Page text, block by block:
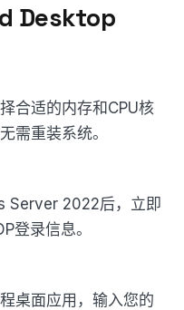
Desktop
合适的内存和CPU核
需重装系统。
Server 2022后，立即
登录信息。
桌面应用，输入您的